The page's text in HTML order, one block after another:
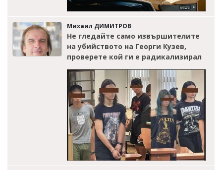
Михаил ДИМИТРОВ
Не гледайте само извършителите
на убийството на Георги Кузев,
проверете кой ги е радикализирал